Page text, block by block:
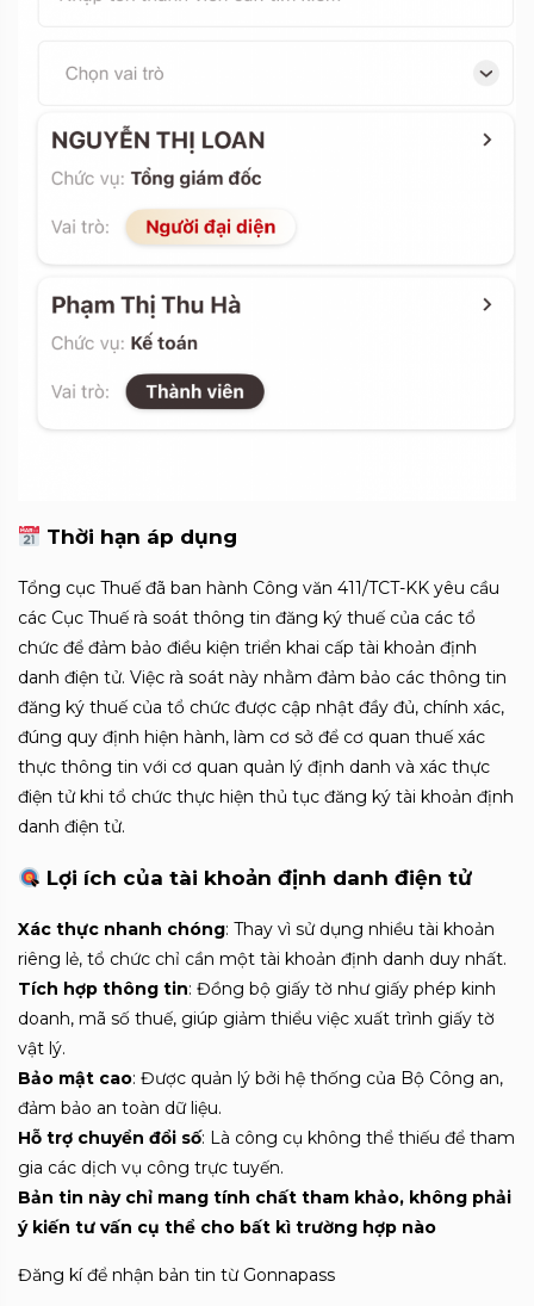
Thời hạn áp dụng
Tổng cục Thuế đã ban hành Công văn 411/TCT-KK yêu cầu
các Cục Thuế rà soát thông tin đăng ký thuế của các tổ
chức để đảm bảo điều kiện triển khai cấp tài khoản định
danh điện tử. Việc rà soát này nhằm đảm bảo các thông tin
đăng ký thuế của tổ chức được cập nhật đầy đủ, chính xác,
đúng quy định hiện hành, làm cơ sở để cơ quan thuế xác
thực thông tin với cơ quan quản lý định danh và xác thực
điện tử khi tổ chức thực hiện thủ tục đăng ký tài khoản định
danh điện tử.
Lợi ích của tài khoản định danh điện tử
Xác thực nhanh chóng: Thay vì sử dụng nhiều tài khoản
riêng lẻ, tổ chức chỉ cần một tài khoản định danh duy nhất.
Tích hợp thông tin: Đồng bộ giấy tờ như giấy phép kinh
doanh, mã số thuế, giúp giảm thiểu việc xuất trình giấy tờ
vật lý.
Bảo mật cao: Được quản lý bởi hệ thống của Bộ Công an,
đảm bảo an toàn dữ liệu.​
Hỗ trợ chuyển đổi số: Là công cụ không thể thiếu để tham
gia các dịch vụ công trực tuyến.​
Bản tin này chỉ mang tính chất tham khảo, không phải
ý kiến tư vấn cụ thể cho bất kì trường hợp nào
Đăng kí để nhận bản tin từ Gonnapass